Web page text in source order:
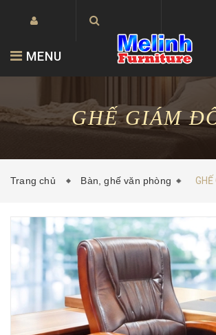
MENU
GHẾ GIÁM
Trang chủ Bàn, ghế văn phòng